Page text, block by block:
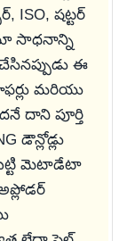
ISO, షట్టర్
మా సాధనాన్ని
ఈ
మరియు
దాని పూర్తి
డౌన్లోడ్లు
మెటాడేటా